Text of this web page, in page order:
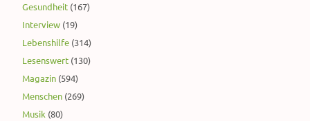
Gesundheit (167)
Interview (19)
Lebenshilfe (314)
Lesenswert (130)
Magazin (594)
Menschen (269)
Musik (80)